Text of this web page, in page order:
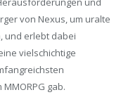
von Nexus, um uralte
und erlebt dabei
vielschichtige
gab.